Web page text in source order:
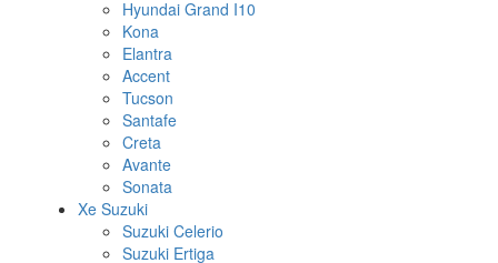
Hyundai Grand I10
Kona
Elantra
Accent
Tucson
Santafe
Creta
Avante
Sonata
Xe Suzuki
Suzuki Celerio
Suzuki Ertiga